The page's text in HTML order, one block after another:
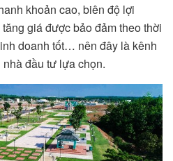
khoản cao, biên độ lợi
giá được bảo đảm theo thời
doanh tốt… nên đây là kênh
đầu tư lựa chọn.